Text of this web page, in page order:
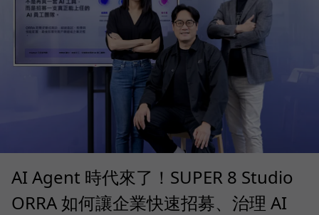
AI Agent 時代來了！SUPER 8 Studio
ORRA 如何讓企業快速招募、治理 AI